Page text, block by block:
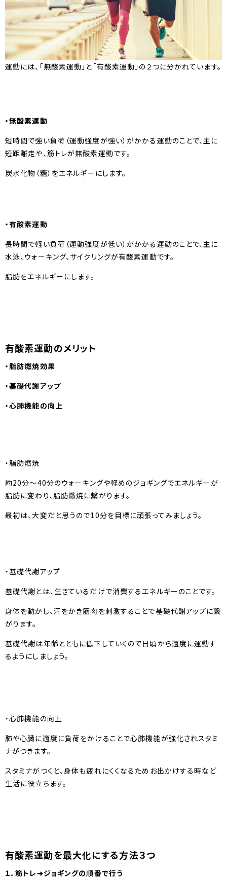
運動には、「無酸素運動」と「有酸素運動」の２つに分かれています。
・無酸素運動
短時間で強い負荷（運動強度が強い）がかかる運動のことで、主に
短距離走や、筋トレが無酸素運動です。
炭水化物（糖）をエネルギーにします。
・有酸素運動
長時間で軽い負荷（運動強度が低い）がかかる運動のことで、主に
水泳、ウォーキング、サイクリングが有酸素運動です。
脂肪をエネルギーにします。
有酸素運動のメリット
・脂肪燃焼効果
・基礎代謝アップ
・心肺機能の向上
・脂肪燃焼
約20分～40分のウォーキングや軽めのジョギングでエネルギーが
脂肪に変わり、脂肪燃焼に繋がります。
最初は、大変だと思うので10分を目標に頑張ってみましょう。
・基礎代謝アップ
基礎代謝とは、生きているだけで消費するエネルギーのことです。
身体を動かし、汗をかき筋肉を刺激することで基礎代謝アップに繋
がります。
基礎代謝は年齢とともに低下していくので日頃から適度に運動す
るようにしましょう。
・心肺機能の向上
肺や心臓に適度に負荷をかけることで心肺機能が強化されスタミ
ナがつきます。
スタミナがつくと、身体も疲れにくくなるためお出かけする時など
生活に役立ちます。
有酸素運動を最大化にする方法３つ
１．筋トレ➔ジョギングの順番で行う